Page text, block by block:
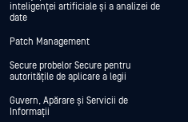
inteligenței artificiale și a analizei de
date
Patch Management
Secure probelor Secure pentru
autoritățile de aplicare a legii
Guvern, Apărare și Servicii de
Informații